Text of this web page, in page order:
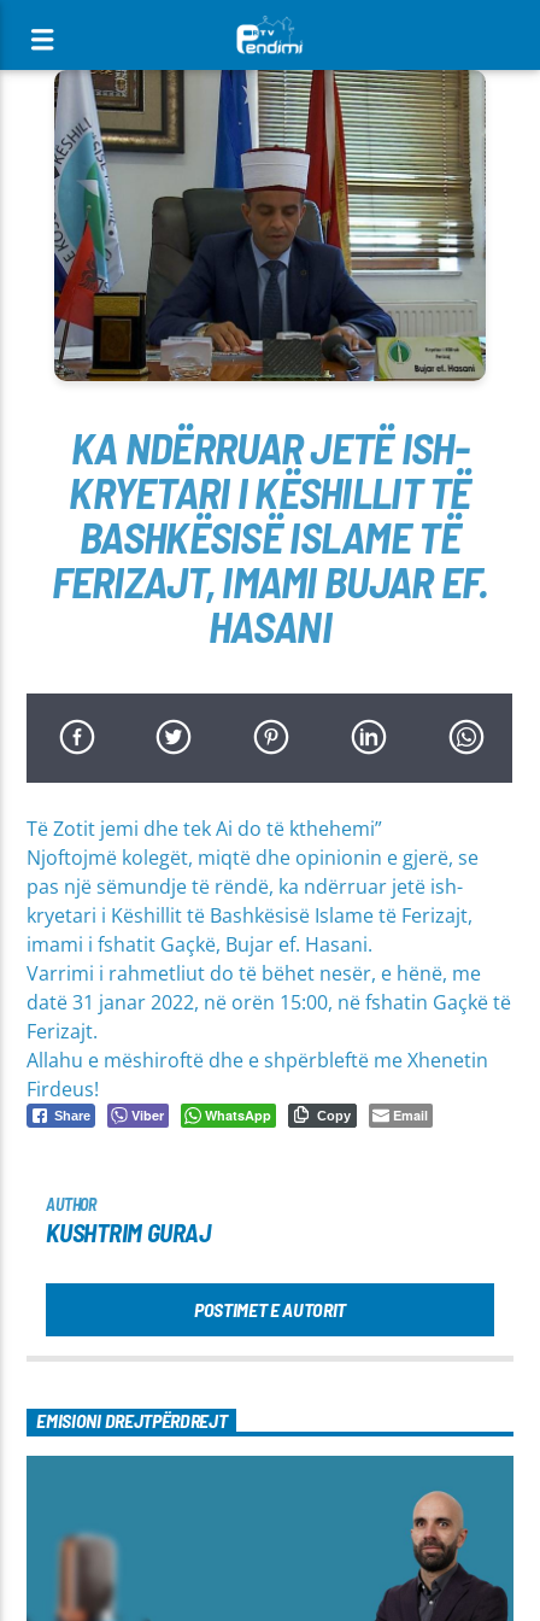
[There are no radio stations in the database]
KA NDËRRUAR JETË ISH-
KRYETARI I KËSHILLIT TË
BASHKËSISË ISLAME TË
FERIZAJT, IMAMI BUJAR EF.
HASANI
Të Zotit jemi dhe tek Ai do të kthehemi”
Njoftojmë kolegët, miqtë dhe opinionin e gjerë, se
pas një sëmundje të rëndë, ka ndërruar jetë ish-
kryetari i Këshillit të Bashkësisë Islame të Ferizajt,
imami i fshatit Gaçkë, Bujar ef. Hasani.
Varrimi i rahmetliut do të bëhet nesër, e hënë, me
datë 31 janar 2022, në orën 15:00, në fshatin Gaçkë të
Ferizajt.
Allahu e mëshiroftë dhe e shpërbleftë me Xhenetin
Firdeus!
Share Viber WhatsApp Copy Email
AUTHOR
KUSHTRIM GURAJ
POSTIMET E AUTORIT
EMISIONI DREJTPËRDREJT